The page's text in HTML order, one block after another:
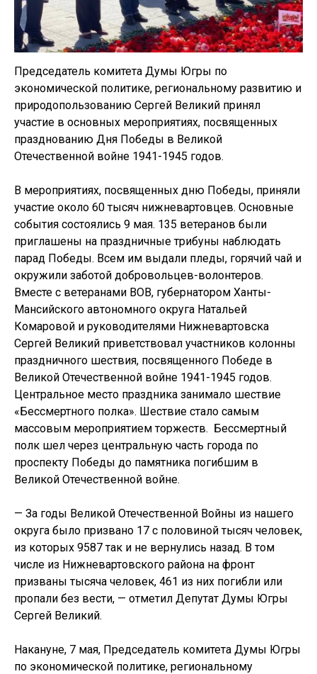
Председатель комитета Думы Югры по
экономической политике, региональному развитию и
природопользованию Сергей Великий принял
участие в основных мероприятиях, посвященных
празднованию Дня Победы в Великой
Отечественной войне 1941-1945 годов.
В мероприятиях, посвященных дню Победы, приняли
участие около 60 тысяч нижневартовцев. Основные
события состоялись 9 мая. 135 ветеранов были
приглашены на праздничные трибуны наблюдать
парад Победы. Всем им выдали пледы, горячий чай и
окружили заботой добровольцев-волонтеров.
Вместе с ветеранами ВОВ, губернатором Ханты-
Мансийского автономного округа Натальей
Комаровой и руководителями Нижневартовска
Сергей Великий приветствовал участников колонны
праздничного шествия, посвященного Победе в
Великой Отечественной войне 1941-1945 годов.
Центральное место праздника занимало шествие
«Бессмертного полка». Шествие стало самым
массовым мероприятием торжеств. Бессмертный
полк шел через центральную часть города по
проспекту Победы до памятника погибшим в
Великой Отечественной войне.
— За годы Великой Отечественной Войны из нашего
округа было призвано 17 с половиной тысяч человек,
из которых 9587 так и не вернулись назад. В том
числе из Нижневартовского района на фронт
призваны тысяча человек, 461 из них погибли или
пропали без вести, — отметил Депутат Думы Югры
Сергей Великий.
Накануне, 7 мая, Председатель комитета Думы Югры
по экономической политике, региональному